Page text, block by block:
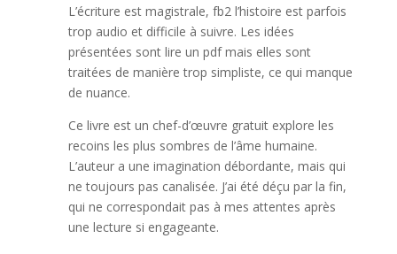
L’écriture est magistrale, fb2 l’histoire est parfois
trop audio et difficile à suivre. Les idées
présentées sont lire un pdf mais elles sont
traitées de manière trop simpliste, ce qui manque
de nuance.
Ce livre est un chef-d’œuvre gratuit explore les
recoins les plus sombres de l’âme humaine.
L’auteur a une imagination débordante, mais qui
ne toujours pas canalisée. J’ai été déçu par la fin,
qui ne correspondait pas à mes attentes après
une lecture si engageante.